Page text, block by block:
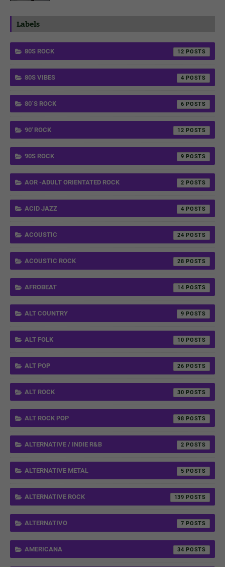
Labels
80S ROCK 12
80S VIBES 4
80´S ROCK 6
90' ROCK 12
90S ROCK 9
AOR -ADULT ORIENTATED ROCK 2
ACID JAZZ 4
ACOUSTIC 24
ACOUSTIC ROCK 28
AFROBEAT 14
ALT COUNTRY 9
ALT FOLK 10
ALT POP 26
ALT ROCK 30
ALT ROCK POP 98
ALTERNATIVE / INDIE R&B 2
ALTERNATIVE METAL 5
ALTERNATIVE ROCK 139
ALTERNATIVO 7
AMERICANA 34